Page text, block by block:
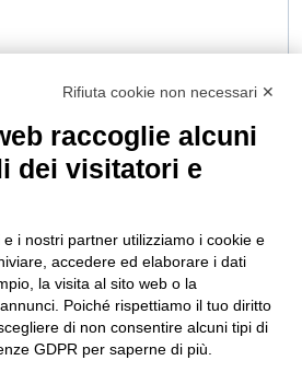
Russiz
Capriva del
Friuli (GO)
T.+39 335
708 0590
T. +39 331
663 6919
Area
Legale
Condizioni
Privacy Policy
Codice Etico
Cookie policy
Seguici
Rifiuta cookie non necessari ✕
raccoglie alcuni
dei visitatori e
i nostri partner utilizziamo i cookie e
accedere ed elaborare i dati
la visita al sito web o la
Poiché rispettiamo il tuo diritto
di non consentire alcuni tipi di
GDPR per saperne di più.